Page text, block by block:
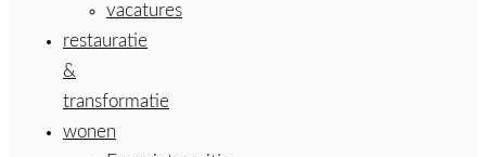
vacatures
restauratie
&
transformatie
wonen